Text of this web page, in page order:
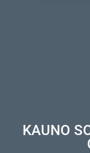
KAUNO